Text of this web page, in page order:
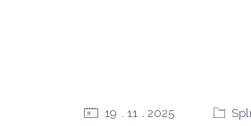
19 11 2025